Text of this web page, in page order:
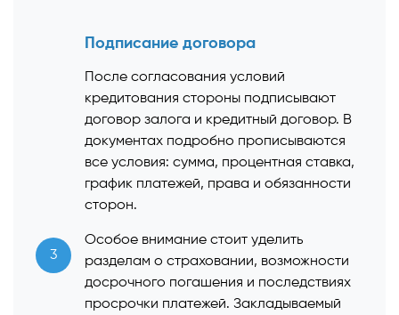
3
Подписание договора
После согласования условий
кредитования стороны подписывают
договор залога и кредитный договор. В
документах подробно прописываются
все условия: сумма, процентная ставка,
график платежей, права и обязанности
сторон.
Особое внимание стоит уделить
разделам о страховании, возможности
досрочного погашения и последствиях
просрочки платежей. Закладываемый